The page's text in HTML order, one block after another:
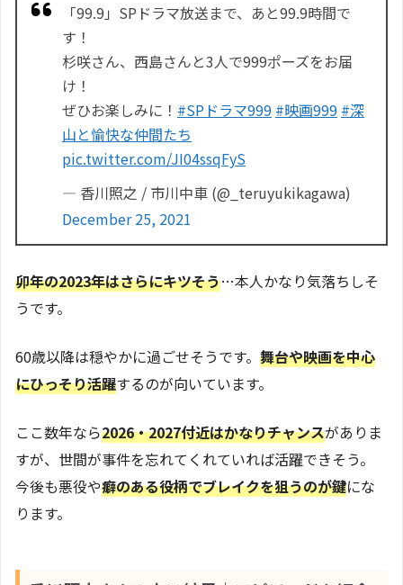
「99.9」SPドラマ放送まで、あと99.9時間で
す！
杉咲さん、西島さんと3人で999ポーズをお届
け！
ぜひお楽しみに！ #SPドラマ999 #映画999 #深
山と愉快な仲間たち
pic.twitter.com/JI04ssqFyS
— 香川照之 / 市川中車 (@_teruyukikagawa)
December 25, 2021
卯年の2023年はさらにキツそう…本人かなり気落ちしそ
うです。
60歳以降は穏やかに過ごせそうです。 舞台や映画を中心
にひっそり活躍するのが向いています。
ここ数年なら2026・2027付近はかなりチャンスがありま
すが、世間が事件を忘れてくれていれば活躍できそう。
今後も悪役や癖のある役柄でブレイクを狙うのが鍵にな
ります。